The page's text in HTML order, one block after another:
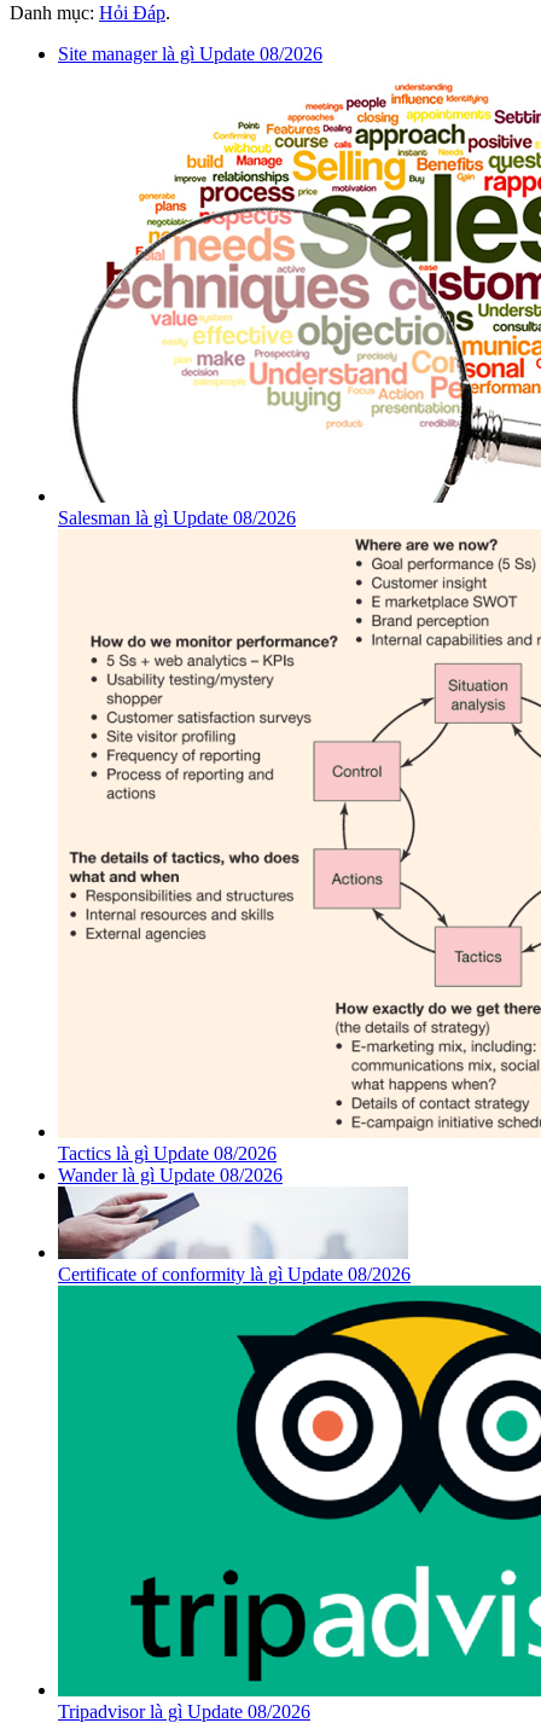
Danh mục: Hỏi Đáp.
Site manager là gì Update 08/2026
Salesman là gì Update 08/2026
Tactics là gì Update 08/2026
Wander là gì Update 08/2026
Certificate of conformity là gì Update 08/2026
Tripadvisor là gì Update 08/2026